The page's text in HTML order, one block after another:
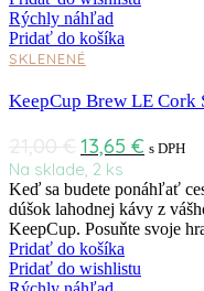
Rýchly náhľad
Pridať do košíka
SKLENENÉ
KeepCup Brew LE
13,65 € s DPH
Na sklade, 2 ks
Keď sa budete ponáhľať
dúšok lahodnej kávy z
KeepCup. Posuňte svoje
Pridať do košíka
Pridať do wishlistu